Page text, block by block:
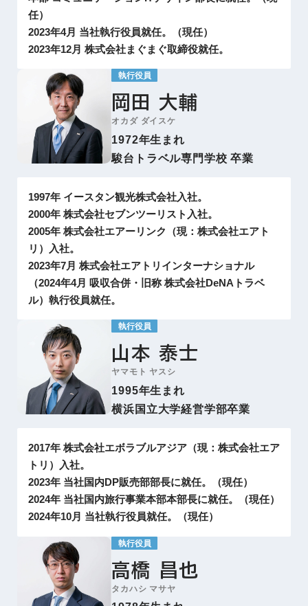
任）
2023年4月 当社執行役員就任。（現任）
2023年12月 株式会社まぐまぐ取締役就任。
執行役員
岡田 大輔
オカダ ダイスケ
1972年生まれ
駿台トラベル専門学校 卒業
1997年 イースタン観光株式会社入社。
2000年 株式会社セブンツーリスト入社。
2005年 株式会社エアーリンク（現：株式会社エアト
リ）入社。
2023年7月 株式会社エアトリインターナショナル
（2024年4月 吸収合併・旧称 株式会社DeNAトラベ
ル）執行役員就任。
執行役員
山本 泰士
ヤマモト ヤスシ
1995年生まれ
横浜国立大学経営学部卒業
2017年 株式会社エボラブルアジア（現：株式会社エア
トリ）入社。
2023年 当社国内DP販売部部長に就任。（現任）
2024年 当社国内旅行事業本部本部長に就任。（現任）
2024年10月 当社執行役員就任。（現任）
執行役員
高橋 昌也
タカハシ マサヤ